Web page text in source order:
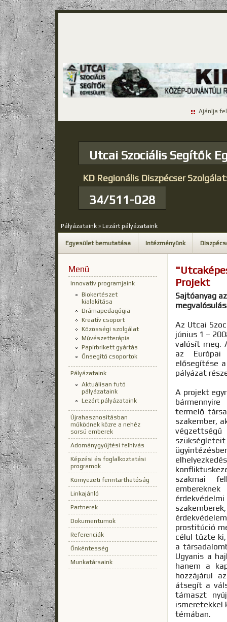
Ajánlja
Utcai Szociális Segítők
KD Regionális Diszpécser
34/511-028
Pályázataink » Lezárt pályázataink
Egyesület bemutatása Intézményünk
Menü
Innovatív programjaink
Biokertészet
kialakítása
Drámapedagógia
Kreatív csoport
Közösségi szolgálat
Művészetterápia
Papírbrikett gyártás
Önsegítő csoportok
Pályázataink
Aktuálisan futó
pályázataink
Lezárt pályázataink
Újrahasznosításban
működnek közre a nehéz
sorsú emberek
Adománygyűjtési felhívás
Képzési és foglalkoztatási
programok
Környezeti fenntarthatóság
Linkajánló
Partnerek
Dokumentumok
Referenciák
Önkéntesség
Munkatársaink
Projekt
Sajtóanyag
Az Utcai
június 1 –
valósít meg.
az Európai
elősegítése
pályázat
A projekt
termelő
szakember,
szakmai
prostitúció
célul tűzte
a
Ugyanis a
hanem a
hozzájárul
átsegít a
támaszt
ismeretekkel
témában.